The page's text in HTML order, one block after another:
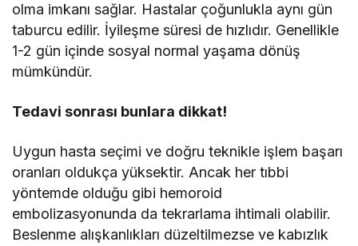
olma imkanı sağlar. Hastalar çoğunlukla aynı gün
taburcu edilir. İyileşme süresi de hızlıdır. Genellikle
1-2 gün içinde sosyal normal yaşama dönüş
mümkündür.
Tedavi sonrası bunlara dikkat!
Uygun hasta seçimi ve doğru teknikle işlem başarı
oranları oldukça yüksektir. Ancak her tıbbi
yöntemde olduğu gibi hemoroid
embolizasyonunda da tekrarlama ihtimali olabilir.
Beslenme alışkanlıkları düzeltilmezse ve kabızlık